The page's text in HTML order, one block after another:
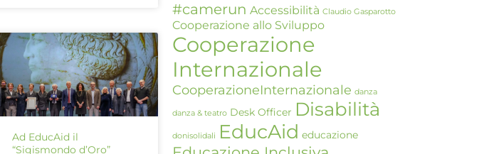
Ad EducAid il
“Sigismondo d’Oro”
#camerun Accessibilità Claudio Gasparotto
Cooperazione allo Sviluppo
Cooperazione
Internazionale
CooperazioneInternazionale danza
danza & teatro Desk Officer Disabilità
donisolidali EducAid educazione